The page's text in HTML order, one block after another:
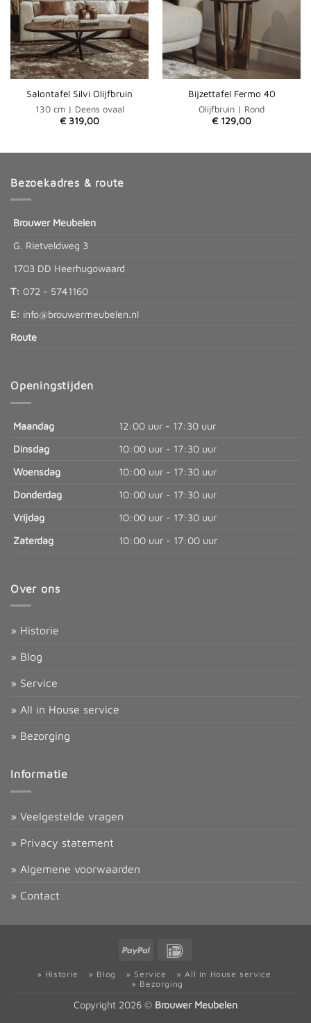
Salontafel Silvi Olijfbruin
130 cm | Deens ovaal
€ 319,00
Bijzettafel Fermo 40
Olijfbruin | Rond
€ 129,00
Bezoekadres & route
Brouwer Meubelen
G. Rietveldweg 3
1703 DD Heerhugowaard
T: 072 - 5741160
E: info@brouwermeubelen.nl
Route
Openingstijden
Maandag
12:00 uur - 17:30 uur
Dinsdag
10:00 uur - 17:30 uur
Woensdag
10:00 uur - 17:30 uur
Donderdag
10:00 uur - 17:30 uur
Vrijdag
10:00 uur - 17:30 uur
Zaterdag
10:00 uur - 17:00 uur
Over ons
» Historie
» Blog
» Service
» All in House service
» Bezorging
Informatie
» Veelgestelde vragen
» Privacy statement
» Algemene voorwaarden
» Contact
PayPal
» Historie » Blog » Service
» All in House service
» Bezorging
Copyright 2026 © Brouwer Meubelen